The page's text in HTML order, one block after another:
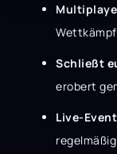
Schließt
erobert
Live-